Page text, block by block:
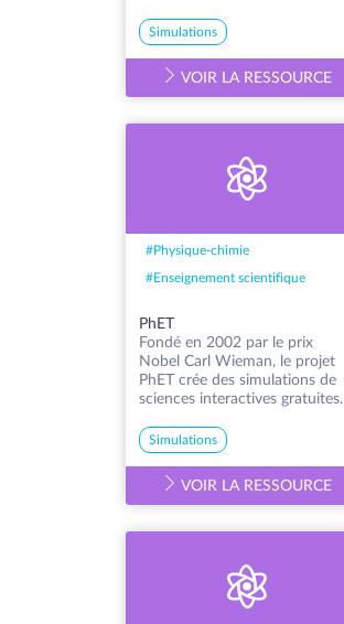
Simulations
VOIR LA RESSOURCE
#Physique-chimie
#Enseignement scientifique
PhET
Fondé en 2002 par le prix
Nobel Carl Wieman, le projet
PhET crée des simulations de
sciences interactives gratuites.
Simulations
VOIR LA RESSOURCE